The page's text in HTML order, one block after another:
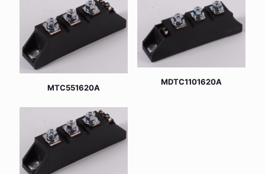
MTC551620A
MDTC1101620A